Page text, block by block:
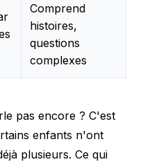
Comprend
histoires,
questions
complexes
pas encore ? C'est
enfants n'ont
plusieurs. Ce qui